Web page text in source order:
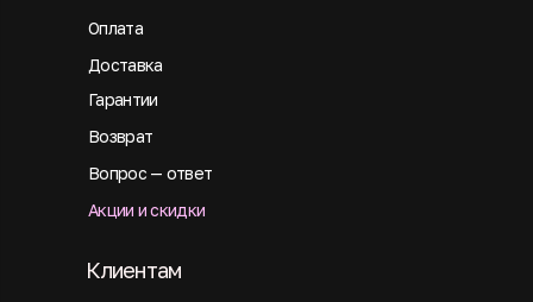
Оплата
Доставка
Гарантии
Возврат
Вопрос — ответ
Акции и скидки
Клиентам